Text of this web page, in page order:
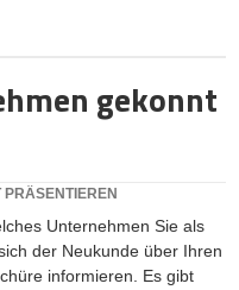
im Baukastenprinzip
lassen kann. Am
durch einen
schon den wesentlichen
Aber auch mit
kann man glänzen. Mal
Preismodell handeln, ein
gekonnt
Unternehmen Sie als
der Neukunde über Ihren
informieren. Es gibt